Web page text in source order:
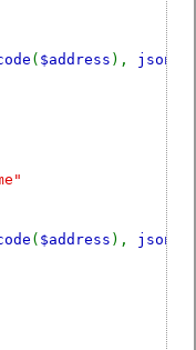
( $address ),
( $address ),